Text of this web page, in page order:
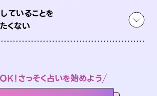
ていることを
くない
！さっそく占いを始めよう